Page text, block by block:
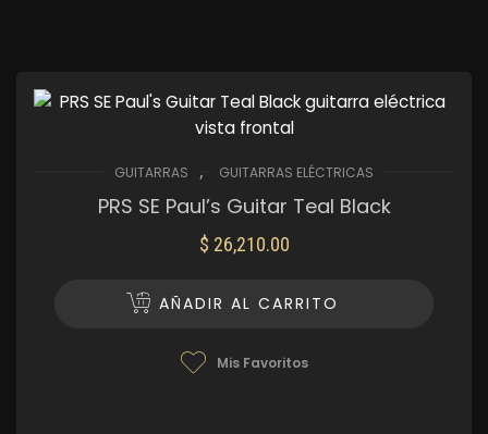
GUITARRAS , GUITARRAS ELÉCTRICAS
PRS SE Paul’s Guitar Teal Black
$ 26,210.00
AÑADIR AL CARRITO
Mis Favoritos